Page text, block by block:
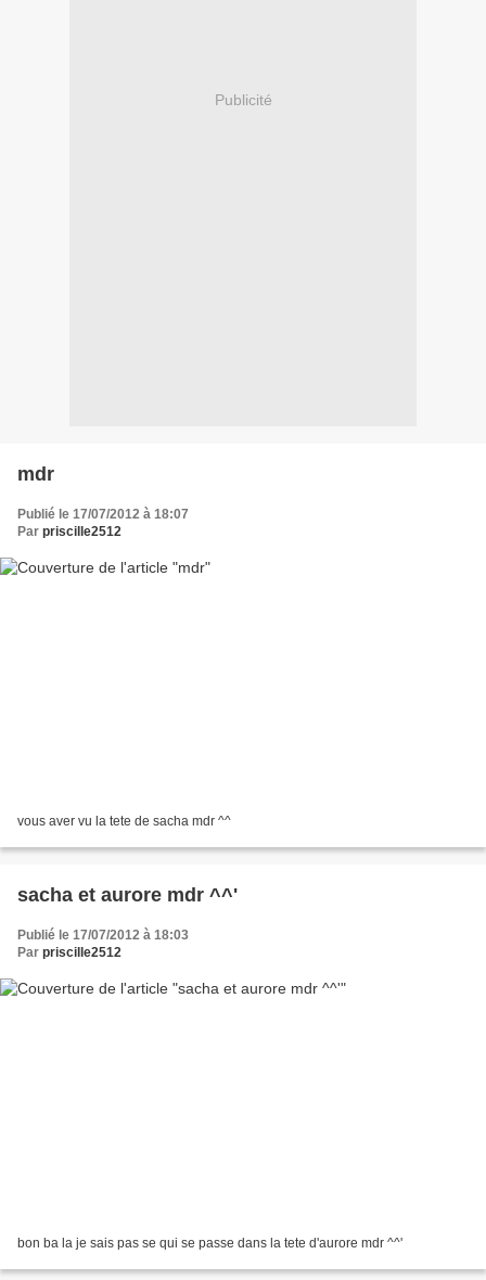
Publicité
mdr
Publié le 17/07/2012 à 18:07
Par priscille2512
vous aver vu la tete de sacha mdr ^^
sacha et aurore mdr ^^'
Publié le 17/07/2012 à 18:03
Par priscille2512
bon ba la je sais pas se qui se passe dans la tete d'aurore mdr ^^'